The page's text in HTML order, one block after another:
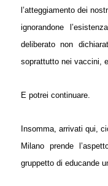
l’atteggiamento dei
ignorandone
deliberato non
soprattutto nei vaccini,
E potrei continuare.
nsomma, arrivati qui,
Milano prende
gruppetto di educande